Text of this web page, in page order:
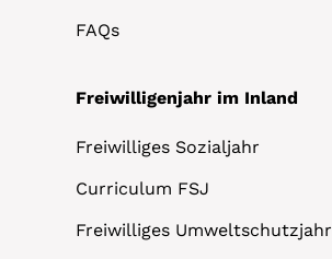
FAQs
Freiwilligenjahr im Inland
Freiwilliges Sozialjahr
Curriculum FSJ
Freiwilliges Umweltschutzjahr